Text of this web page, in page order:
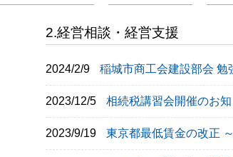
2.経営相談・経営支援
2024/2/9 稲城市商工会建設部会 勉
2023/12/5 相続税講習会開催のお
2023/9/19 東京都最低賃金の改正